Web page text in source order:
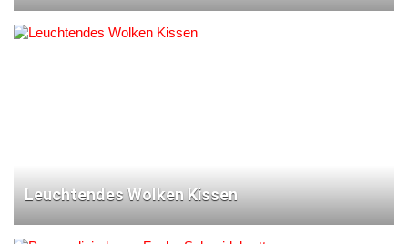
Leuchtendes Wolken Kissen